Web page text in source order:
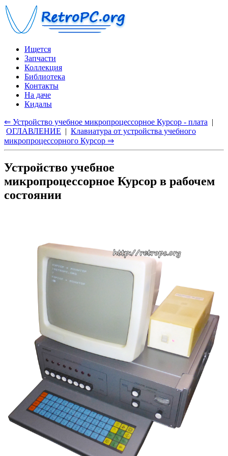
Ищется
Запчасти
Коллекция
Библиотека
Контакты
На даче
Кидалы
⇐ Устройство учебное микропроцессорное Курсор - плата |
ОГЛАВЛЕНИЕ | Клавиатура от устройства учебного
микропроцессорного Курсор ⇒
Устройство учебное
микропроцессорное Курсор в рабочем
состоянии